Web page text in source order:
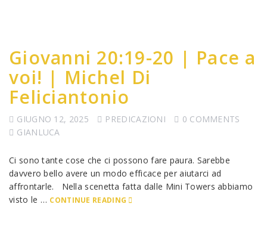
Giovanni 20:19-20 | Pace a
voi! | Michel Di
Feliciantonio
GIUGNO 12, 2025 PREDICAZIONI
0 COMMENTS
GIANLUCA
Ci sono tante cose che ci possono fare paura. Sarebbe
davvero bello avere un modo efficace per aiutarci ad
affrontarle. Nella scenetta fatta dalle Mini Towers abbiamo
visto le … CONTINUE READING